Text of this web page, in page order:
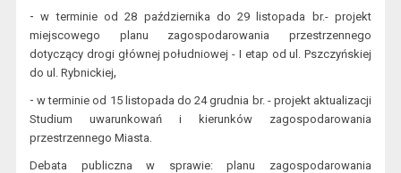
-w terminie od 28 października do 29 listopada br.-projekt
miejscowego planu zagospodarowania przestrzennego
dotyczący drogi głównej południowej - I etap od ul. Pszczyńskiej
do ul. Rybnickiej,
-w terminie od 15 listopada do 24 grudnia br. - projekt aktualizacji
Studium uwarunkowań i kierunków zagospodarowania
przestrzennego Miasta
Debata publiczna w sprawie: planu zagospodarowania